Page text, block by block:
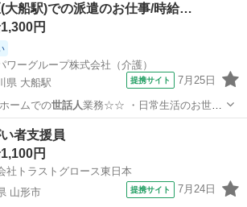
大船駅)での派遣のお仕事/時給…
円
ワーグループ株式会社（介護）
県 大船駅
提携サイト 7月25日
ームでの世話人業務☆☆ ・日常生活のお世
大船駅 介護
者支援員
円
社トラストグロース東日本
山形市
提携サイト 7月24日